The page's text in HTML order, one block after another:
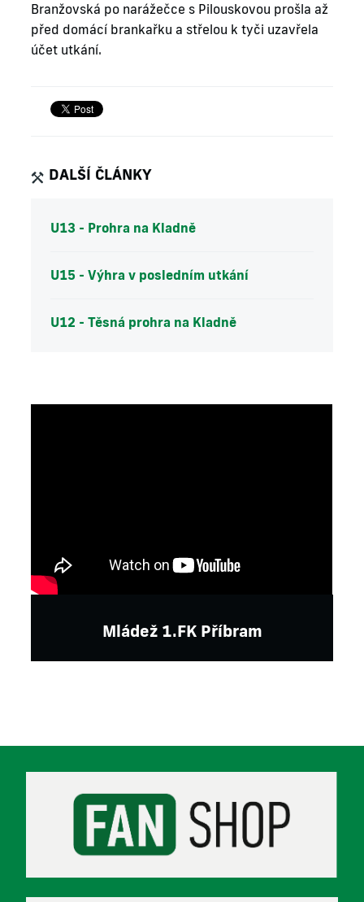
Branžovská po narážečce s Pilouskovou prošla až
před domácí brankařku a střelou k tyči uzavřela
účet utkání.
DALŠÍ ČLÁNKY
U13 - Prohra na Kladně
U15 - Výhra v posledním utkání
U12 - Těsná prohra na Kladně
Mládež 1.FK Příbram